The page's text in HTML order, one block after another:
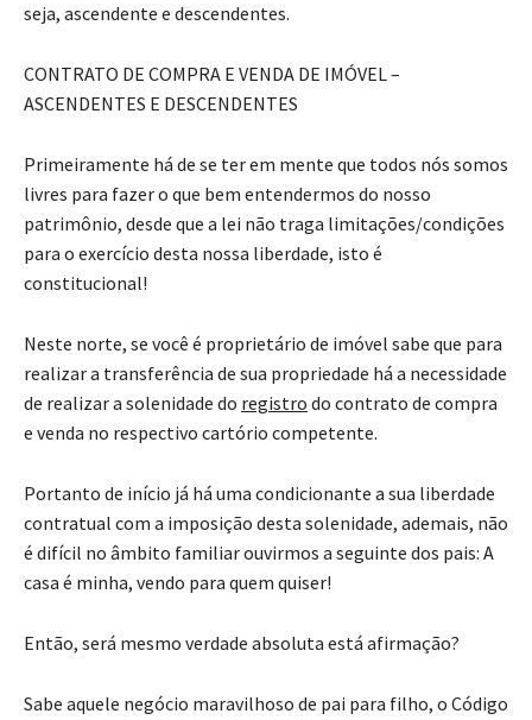
seja, ascendente e descendentes.
CONTRATO DE COMPRA E VENDA DE IMÓVEL –
ASCENDENTES E DESCENDENTES
Primeiramente há de se ter em mente que todos nós somos
livres para fazer o que bem entendermos do nosso
patrimônio, desde que a lei não traga limitações/condições
para o exercício desta nossa liberdade, isto é
constitucional!
Neste norte, se você é proprietário de imóvel sabe que para
realizar a transferência de sua propriedade há a necessidade
de realizar a solenidade do registro do contrato de compra
e venda no respectivo cartório competente.
Portanto de início já há uma condicionante a sua liberdade
contratual com a imposição desta solenidade, ademais, não
é difícil no âmbito familiar ouvirmos a seguinte dos pais: A
casa é minha, vendo para quem quiser!
Então, será mesmo verdade absoluta está afirmação?
Sabe aquele negócio maravilhoso de pai para filho, o Código